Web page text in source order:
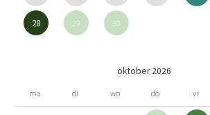
28 29 30
oktober 2026
ma di wo do vr